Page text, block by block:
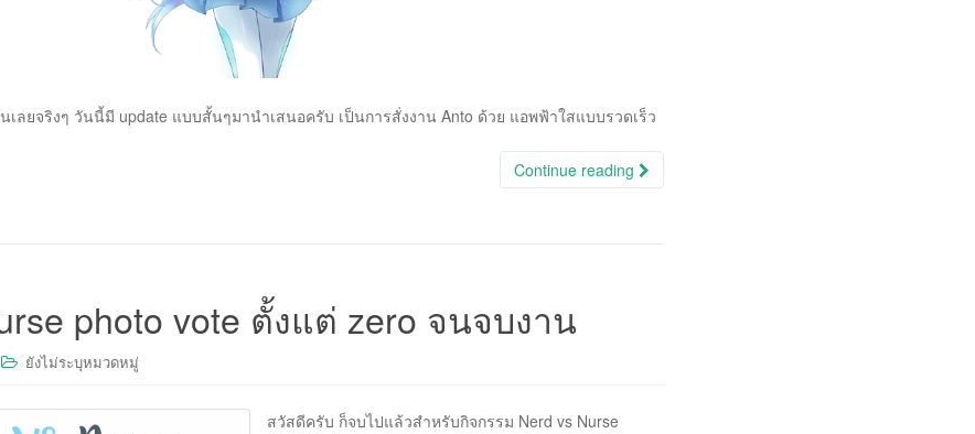
ลยจริงๆ วันนี้มี update แบบสั้นๆมานำเสนอครับ เป็นการสั่งงาน Anto ด้วย แอพฟ้าใสแบบรวดเร็ว
Continue reading
photo vote ตั้งแต่ zero จนจบงาน
ยังไม่ระบุหมวดหมู่
สวัสดีครับ ก็จบไปแล้วสำหรับกิจกรรม Nerd vs Nurse